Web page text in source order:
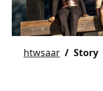
htwsaar Story